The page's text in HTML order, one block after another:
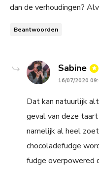
dan de verhoudingen?
Beantwoorden
Sabine
16/07/2020
Dat kan natuurlijk
geval van deze
namelijk al heel
chocoladefudge
fudge overpowered